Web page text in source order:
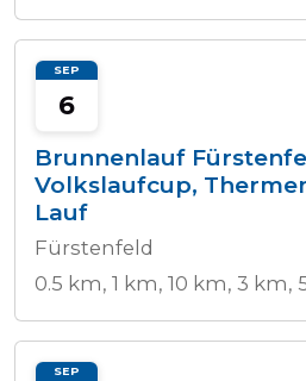
SEP
6
Brunnenlauf
Volkslaufcup,
Lauf
Fürstenfeld
0.5 km, 1 km, 10 km, 3 km,
SEP